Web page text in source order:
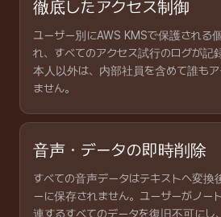
徹底したアクセス制御
ユーザー別にAWS KMSで保護される
れ、すべてのアクセス試行のログが記
本人以外は、内部社員を含めて誰もア
ません。
音声・データの即時削除
すべての音声データはテキストへ変換
ーに保存されません。ユーザーがノー
連するすべてのデータを復旧不可に